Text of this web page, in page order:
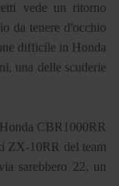
vede un ritorno
da tenere d'occhio
difficile in Honda
una delle scuderie
CBR1000RR
ZX-10RR del team
sarebbero 22, un